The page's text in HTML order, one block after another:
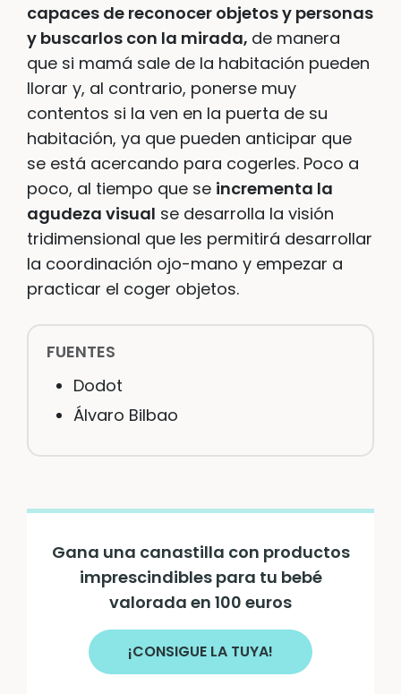
capaces de reconocer objetos y personas
y buscarlos con la mirada, de manera
que si mamá sale de la habitación pueden
llorar y, al contrario, ponerse muy
contentos si la ven en la puerta de su
habitación, ya que pueden anticipar que
se está acercando para cogerles. Poco a
poco, al tiempo que se incrementa la
agudeza visual se desarrolla la visión
tridimensional que les permitirá desarrollar
la coordinación ojo-mano y empezar a
practicar el coger objetos.
FUENTES
Dodot
Álvaro Bilbao
Gana una canastilla con productos
imprescindibles para tu bebé
valorada en 100 euros
¡CONSIGUE LA TUYA!